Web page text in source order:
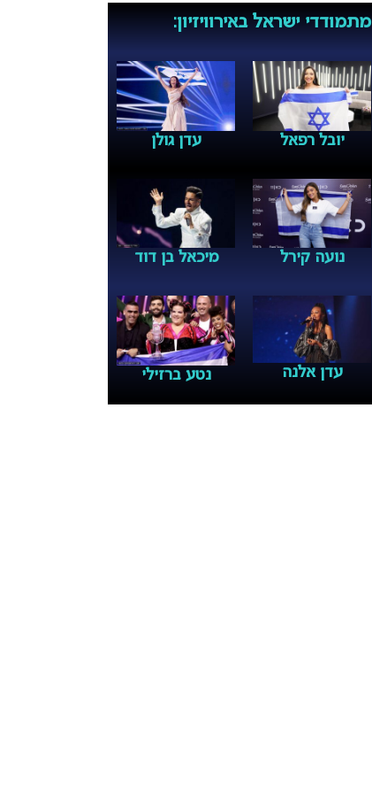
מתמודדי ישראל באירוויזיון:
יובל רפאל עדן גולן
נועה קירל מיכאל בן דוד
עדן אלנה נטע ברזילי